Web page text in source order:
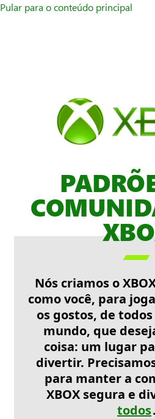
Pular para o conteúdo principal

Nós criamos o
como você, para
os gostos, de
mundo, que
coisa: um lugar
divertir.
para manter a
XBOX segura e
todos.